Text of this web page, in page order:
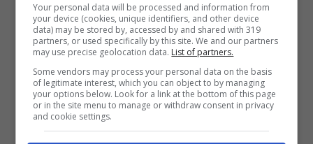
Che lavoro faceva prima Massimiliano Caiazzo: è successo
prima di Mare Fuori (Foto Ansa) salussolanews.it
Ero pronto a mollare tutto e ad andare a
Londra. Facevo il fattorino a Roma e
Your personal data will be processed and information from
your device (cookies, unique identifiers, and other device
data) may be stored by, accessed by and shared with 319
partners, or used specifically by this site. We and our partners
may use precise geolocation data. List of partners.
Some vendors may process your personal data on the basis
of legitimate interest, which you can object to by managing
your options below. Look for a link at the bottom of this page
or in the site menu to manage or withdraw consent in privacy
and cookie settings.